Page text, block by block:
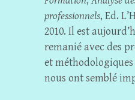
professionnels, Ed.
2010. Il est
remanié avec des
et
nous ont semblé